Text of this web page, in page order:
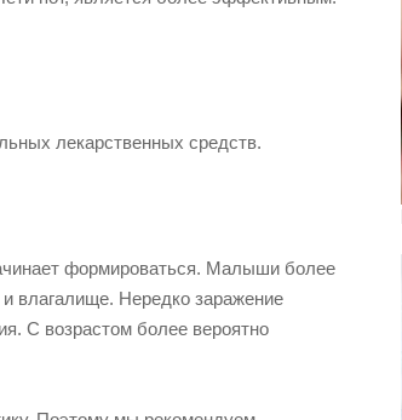
лекарственных средств.
формироваться. Малыши более
влагалище. Нередко заражение
С возрастом более вероятно